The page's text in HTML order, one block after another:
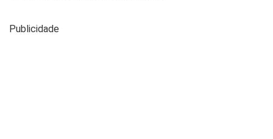
Publicidade